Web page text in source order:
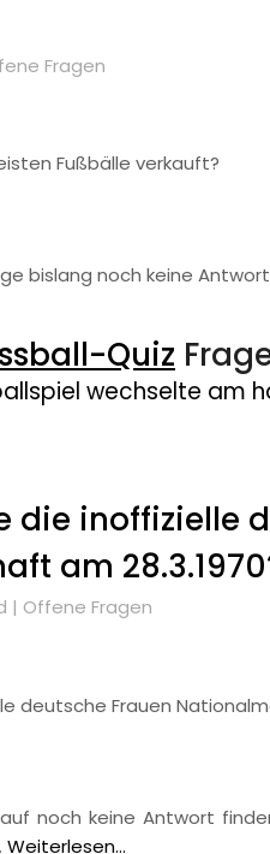
Fragen
Fußbälle verkauft?
bislang noch keine
Quiz
wechselte am
die inoffizielle
am
| Offene Fragen
deutsche Frauen
noch keine Antwort
Weiterlesen...